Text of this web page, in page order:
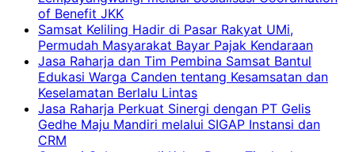
of Benefit JKK
Samsat Keliling Hadir di Pasar Rakyat UMi,
Permudah Masyarakat Bayar Pajak Kendaraan
Jasa Raharja dan Tim Pembina Samsat Bantul
Edukasi Warga Canden tentang Kesamsatan dan
Keselamatan Berlalu Lintas
Jasa Raharja Perkuat Sinergi dengan PT Gelis
Gedhe Maju Mandiri melalui SIGAP Instansi dan
CRM